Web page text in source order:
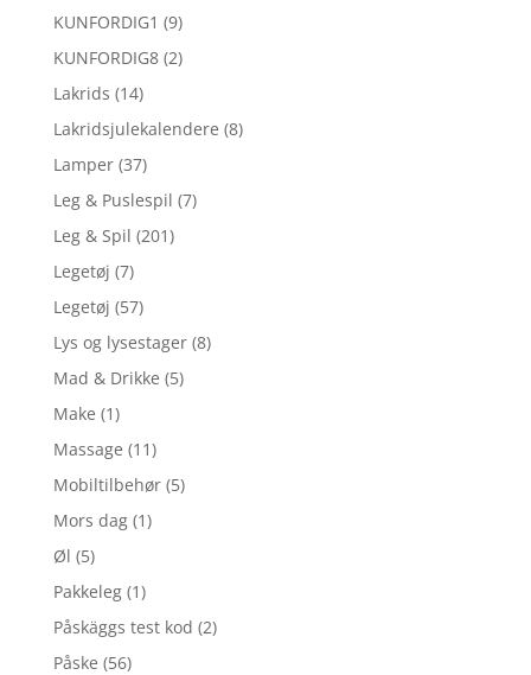
KUNFORDIG1 (9)
KUNFORDIG8 (2)
Lakrids (14)
Lakridsjulekalendere (8)
Lamper (37)
Leg & Puslespil (7)
Leg & Spil (201)
Legetøj (7)
Legetøj (57)
Lys og lysestager (8)
Mad & Drikke (5)
Make (1)
Massage (11)
Mobiltilbehør (5)
Mors dag (1)
Øl (5)
Pakkeleg (1)
Påskäggs test kod (2)
Påske (56)